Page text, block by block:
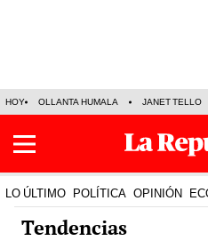
HOY OLLANTA HUMALA JANET TELLO
LO ÚLTIMO POLÍTICA OPINIÓN
Tendencias